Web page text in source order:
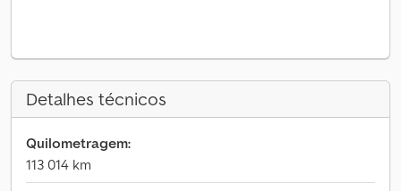
Detalhes técnicos
Quilometragem:
113 014 km